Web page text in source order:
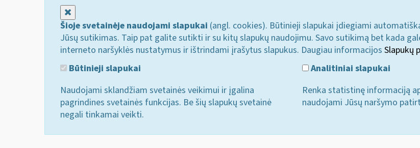
Šioje svetainėje naudojami slapukai (angl. cookies). Būtinieji slapukai įdiegiami
Jūsų sutikimas. Taip pat galite sutikti ir su kitų slapukų naudojimu. Savo sutikimą bet kada
interneto naršyklės nustatymus ir ištrindami įrašytus slapukus. Daugiau informacijos Slapukų
Būtinieji slapukai
Naudojami sklandžiam svetainės veikimui ir įgalina
pagrindines svetainės funkcijas. Be šių slapukų svetainė
negali tinkamai veikti.
Analitiniai slapukai
Renka statistinę informaciją
naudojami Jūsų naršymo